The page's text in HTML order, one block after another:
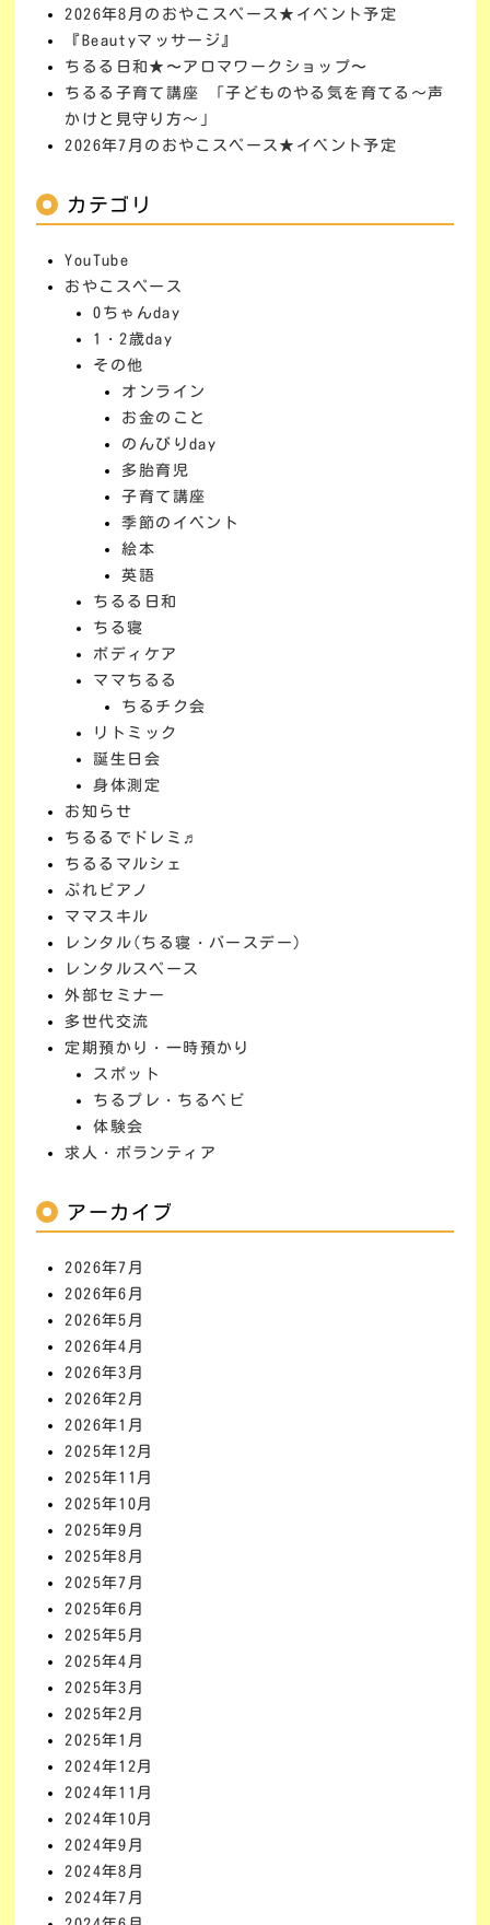
2026年8月のおやこスペース★イベント予定
『Beautyマッサージ』
ちるる日和★〜アロマワークショップ〜
ちるる子育て講座 「子どものやる気を育てる～声
かけと見守り方～」
2026年7月のおやこスペース★イベント予定
カテゴリ
YouTube
おやこスペース
0ちゃんday
1・2歳day
その他
オンライン
お金のこと
のんびりday
多胎育児
子育て講座
季節のイベント
絵本
英語
ちるる日和
ちる寝
ボディケア
ママちるる
ちるチク会
リトミック
誕生日会
身体測定
お知らせ
ちるるでドレミ♬
ちるるマルシェ
ぷれピアノ
ママスキル
レンタル(ちる寝・バースデー)
レンタルスペース
外部セミナー
多世代交流
定期預かり・一時預かり
スポット
ちるプレ・ちるベビ
体験会
求人・ボランティア
アーカイブ
2026年7月
2026年6月
2026年5月
2026年4月
2026年3月
2026年2月
2026年1月
2025年12月
2025年11月
2025年10月
2025年9月
2025年8月
2025年7月
2025年6月
2025年5月
2025年4月
2025年3月
2025年2月
2025年1月
2024年12月
2024年11月
2024年10月
2024年9月
2024年8月
2024年7月